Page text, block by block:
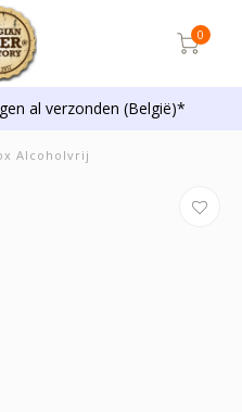
0
al verzonden (België)*
Alcoholvrij